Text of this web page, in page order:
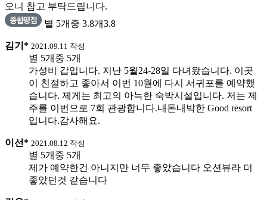
오니 참고 부탁드립니다.
별 5개중 3.8개3.8
김기* 2021.09.11 작성
별 5개중 5개
가성비 갑입니다. 지난 5월24-28일 다녀왔습니다. 이곳
이 친절하고 좋아서 이번 10월에 다시 서귀포를 예약했
습니다. 제게는 최고의 아늑한 숙박시설입니다. 저는 제
주를 이번으로 7회 관광합니다.내돈내박한 Good resort
입니다.감사해요.
이선* 2021.08.12 작성
별 5개중 5개
제가 예약한건 아니지만 너무 좋았습니다 오션뷰라 더
좋았던것 같습니다